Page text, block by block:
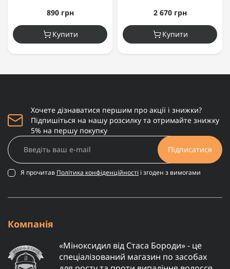
890 грн
Купити
2 670 грн
Купити
Хочете дізнаватися першим про акції і знижки?
Підпишіться на нашу розсилку та отримайте знижку
5% на першу покупку
Підписатися
Я прочитав Політика конфіденційності і згоден з вимогами
Компанія
«Міноксидил від Стаса Бороди» - це
спеціалізований магазин по засобах